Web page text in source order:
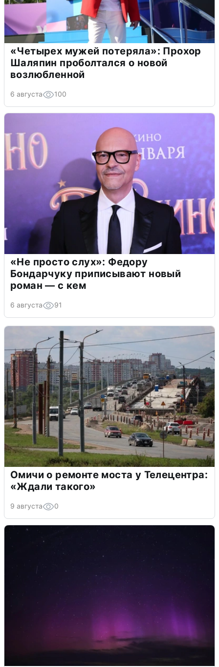
«Четырех мужей потеряла»: Прохор
Шаляпин проболтался о новой
возлюбленной
6 августа 100
«Не просто слух»: Федору
Бондарчуку приписывают новый
роман — с кем
6 августа 91
Омичи о ремонте моста у Телецентра:
«Ждали такого»
9 августа 0